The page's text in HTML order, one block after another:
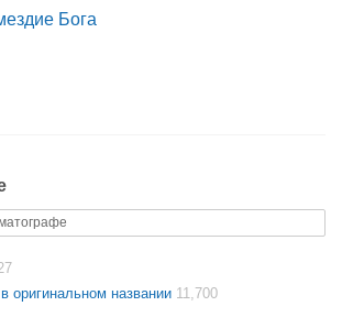
Бога
оригинальном названии 11,700